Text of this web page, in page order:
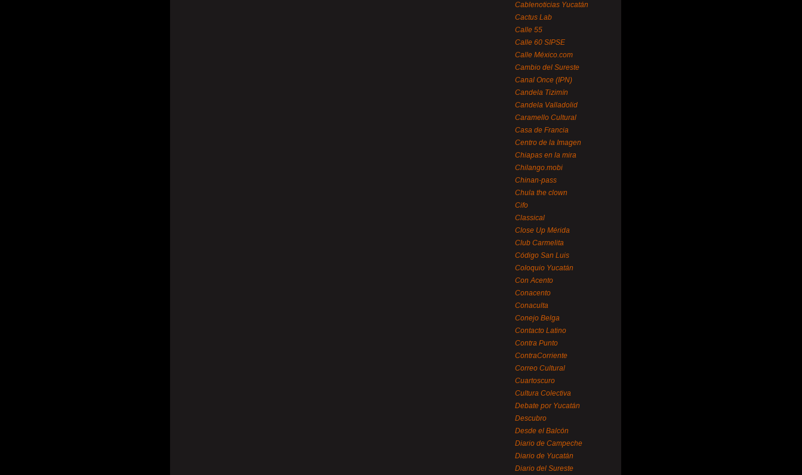
Cablenoticias Yucatán
Cactus Lab
Calle 55
Calle 60 SIPSE
Calle México.com
Cambio del Sureste
Canal Once (IPN)
Candela Tizimín
Candela Valladolid
Caramello Cultural
Casa de Francia
Centro de la Imagen
Chiapas en la mira
Chilango.mobi
Chinan-pass
Chula the clown
Cifo
Classical
Close Up Mérida
Club Carmelita
Código San Luis
Coloquio Yucatán
Con Acento
Conacento
Conaculta
Conejo Belga
Contacto Latino
Contra Punto
ContraCorriente
Correo Cultural
Cuartoscuro
Cultura Colectiva
Debate por Yucatán
Descubro
Desde el Balcón
Diario de Campeche
Diario de Yucatán
Diario del Sureste